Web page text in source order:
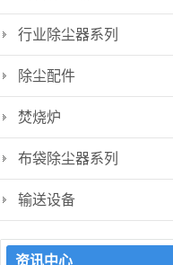
行业除尘器系列
除尘配件
焚烧炉
布袋除尘器系列
输送设备
资讯中心